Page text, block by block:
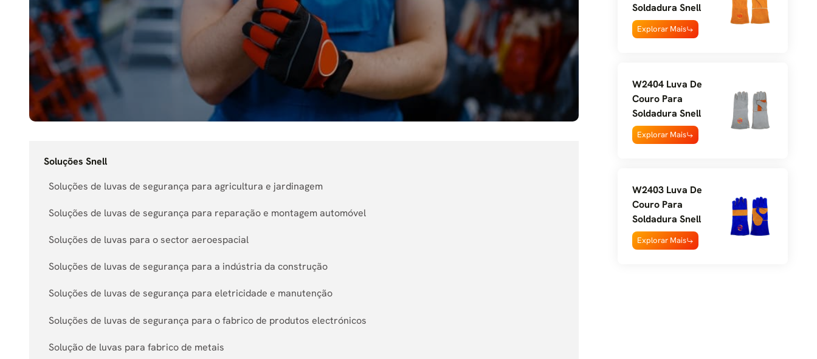
Soluções Snell
Soluções de luvas de segurança para agricultura e jardinagem
Soluções de luvas de segurança para reparação e montagem automóvel
Soluções de luvas para o sector aeroespacial
Soluções de luvas de segurança para a indústria da construção
Soluções de luvas de segurança para eletricidade e manutenção
Soluções de luvas de segurança para o fabrico de produtos electrónicos
Solução de luvas para fabrico de metais
Soldadura Snell
Explorar Mais
W2404 Luva De
Couro Para
Soldadura Snell
Explorar Mais
W2403 Luva De
Couro Para
Soldadura Snell
Explorar Mais